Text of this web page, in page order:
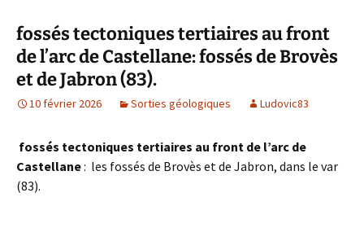
fossés tectoniques tertiaires au front
de l’arc de Castellane: fossés de Brovès
et de Jabron (83).
10 février 2026 Sorties géologiques Ludovic83
fossés tectoniques tertiaires au front de l’arc de
Castellane: les fossés de Brovès et de Jabron, dans le var
(83).